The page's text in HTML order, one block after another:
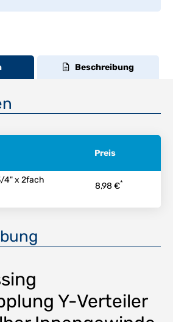
Beschreibung
Preis
4" x 2fach
8,98 €*
Y-Verteiler